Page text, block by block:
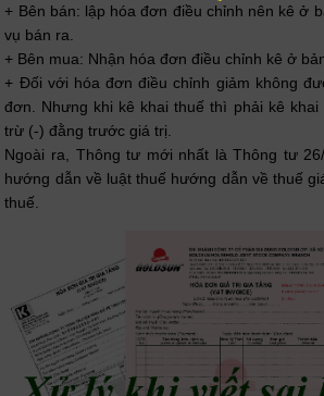
+ Bên bán: lập hóa đơn điều chỉnh nên kê ở
vụ bán ra.
+ Bên mua: Nhận hóa đơn điều chỉnh kê ở
+ Đối với hóa đơn điều chỉnh giảm không
đơn. Nhưng khi kê khai thuế thì phải kê khai
trừ (-) đằng trước giá trị.
Ngoài ra, Thông tư mới nhất là Thông tư
hướng dẫn về luật thuế hướng dẫn về thuế
thuế.